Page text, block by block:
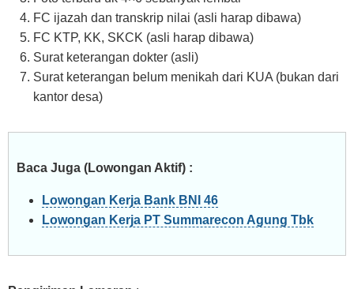
FC ijazah dan transkrip nilai (asli harap dibawa)
FC KTP, KK, SKCK (asli harap dibawa)
Surat keterangan dokter (asli)
Surat keterangan belum menikah dari KUA (bukan dari
kantor desa)
Baca Juga (Lowongan Aktif) :
Lowongan Kerja Bank BNI 46
Lowongan Kerja PT Summarecon Agung Tbk